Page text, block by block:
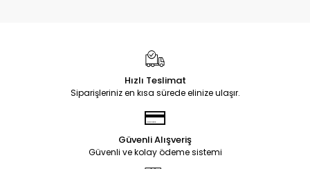
Hızlı Teslimat
Siparişleriniz en kısa sürede elinize ulaşır.
Güvenli Alışveriş
Güvenli ve kolay ödeme sistemi